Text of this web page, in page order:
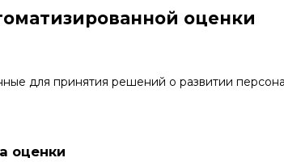
оценки
для принятия решений о развитии
оценки